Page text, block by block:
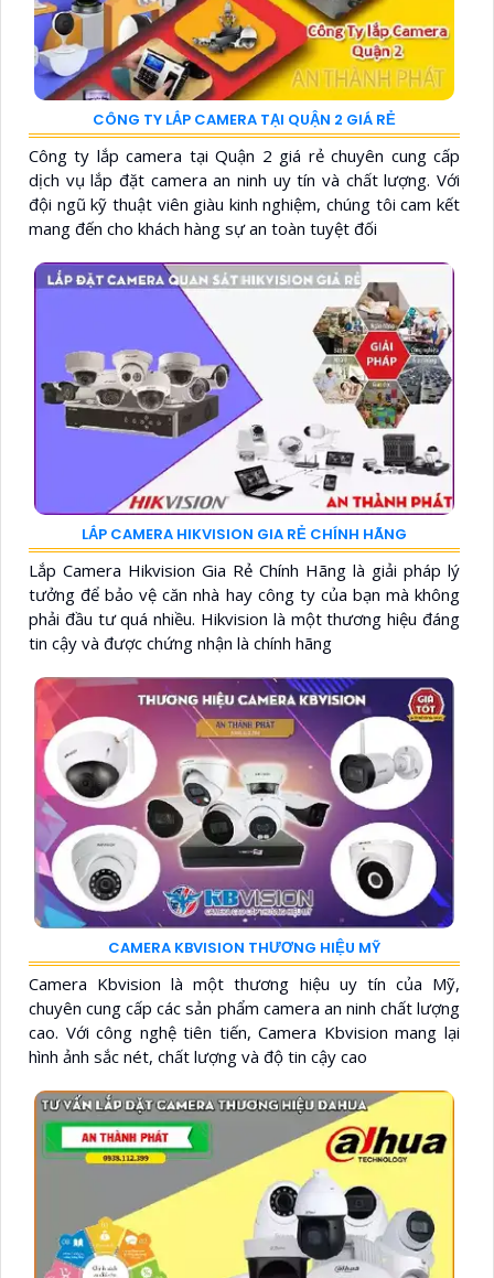
CÔNG TY LẮP CAMERA TẠI QUẬN 2 GIÁ RẺ
Công ty lắp camera tại Quận 2 giá rẻ chuyên cung cấp
dịch vụ lắp đặt camera an ninh uy tín và chất lượng. Với
đội ngũ kỹ thuật viên giàu kinh nghiệm, chúng tôi cam kết
mang đến cho khách hàng sự an toàn tuyệt đối
LẮP CAMERA HIKVISION GIA RẺ CHÍNH HÃNG
Lắp Camera Hikvision Gia Rẻ Chính Hãng là giải pháp lý
tưởng để bảo vệ căn nhà hay công ty của bạn mà không
phải đầu tư quá nhiều. Hikvision là một thương hiệu đáng
tin cậy và được chứng nhận là chính hãng
CAMERA KBVISION THƯƠNG HIỆU MỸ
Camera Kbvision là một thương hiệu uy tín của Mỹ,
chuyên cung cấp các sản phẩm camera an ninh chất lượng
cao. Với công nghệ tiên tiến, Camera Kbvision mang lại
hình ảnh sắc nét, chất lượng và độ tin cậy cao